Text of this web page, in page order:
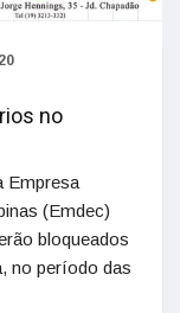
no
Empresa
(Emdec)
bloqueados
no período das